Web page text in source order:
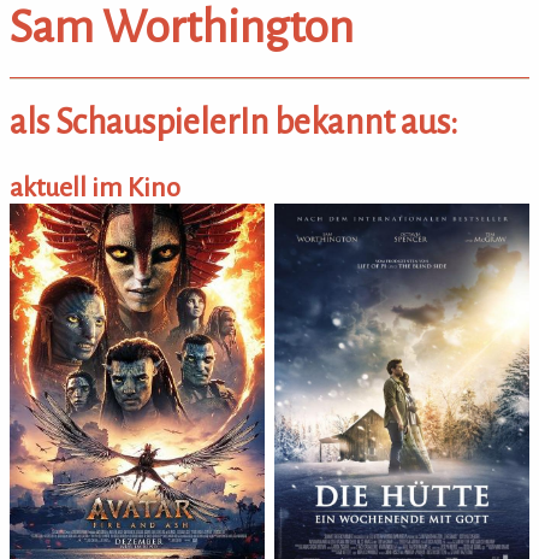
Sam Worthington
als SchauspielerIn bekannt aus:
aktuell im Kino